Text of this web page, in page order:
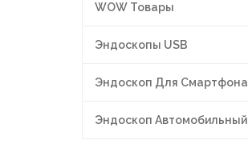
WOW Товары
Эндоскопы USB
Эндоскоп Для Смартфона
Эндоскоп Автомобильный